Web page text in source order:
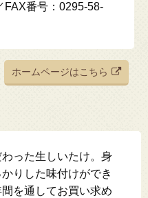
FAX番号：0295-58-
ホームページはこちら
った生しいたけ。身
りした味付けができ
を通してお買い求め